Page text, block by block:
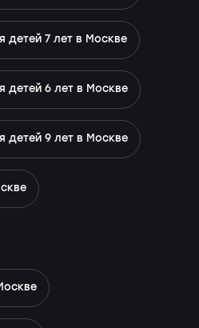
детей 7 лет в Москве
детей 6 лет в Москве
детей 9 лет в Москве